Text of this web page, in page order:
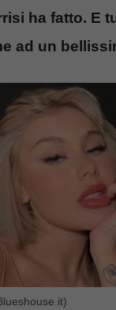
ha fatto. E
ad un